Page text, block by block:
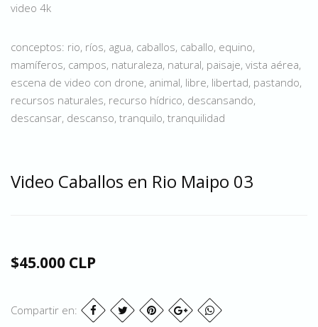
video 4k
conceptos: rio, ríos, agua, caballos, caballo, equino,
mamíferos, campos, naturaleza, natural, paisaje, vista aérea,
escena de video con drone, animal, libre, libertad, pastando,
recursos naturales, recurso hídrico, descansando,
descansar, descanso, tranquilo, tranquilidad
Video Caballos en Rio Maipo 03
$45.000 CLP
Compartir en: